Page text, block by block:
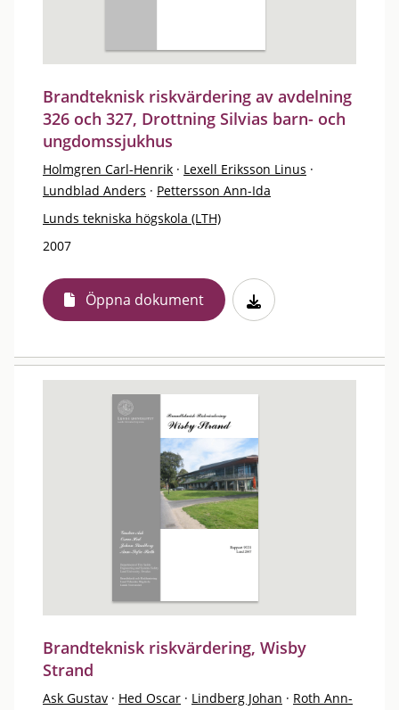
Brandteknisk riskvärdering av avdelning
326 och 327, Drottning Silvias barn- och
ungdomssjukhus
Holmgren Carl-Henrik · Lexell Eriksson Linus ·
Lundblad Anders · Pettersson Ann-Ida
Lunds tekniska högskola (LTH)
2007
Öppna dokument
Brandteknisk riskvärdering, Wisby
Strand
Ask Gustav · Hed Oscar · Lindberg Johan · Roth Ann-